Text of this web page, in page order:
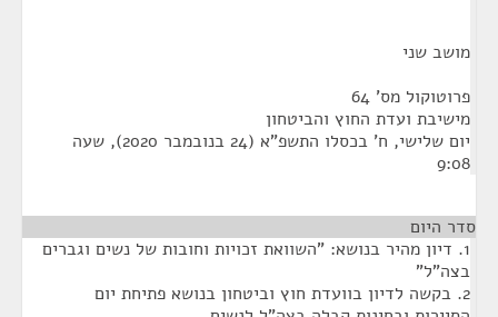
מושב שני
פרוטוקול מס' 64
מישיבת ועדת החוץ והביטחון
יום שלישי, ח' בכסלו התשפ"א (24 בנובמבר 2020), שעה
9:08
סדר היום
1. דיון מהיר בנושא: "השוואת זכויות וחובות של נשים וגברים
בצה"ל"
2. בקשה לדיון בוועדת חוץ וביטחון בנושא פתיחת יום